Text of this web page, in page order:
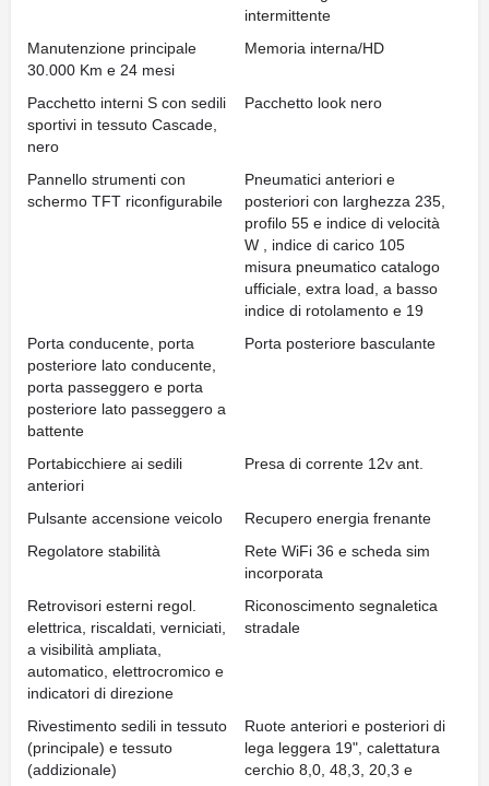
intermittente
Manutenzione principale
30.000 Km e 24 mesi
Memoria interna/HD
Pacchetto interni S con sedili
sportivi in tessuto Cascade,
nero
Pacchetto look nero
Pannello strumenti con
schermo TFT riconfigurabile
Pneumatici anteriori e
posteriori con larghezza 235,
profilo 55 e indice di velocità
W , indice di carico 105
misura pneumatico catalogo
ufficiale, extra load, a basso
indice di rotolamento e 19
Porta conducente, porta
posteriore lato conducente,
porta passeggero e porta
posteriore lato passeggero a
battente
Porta posteriore basculante
Portabicchiere ai sedili
anteriori
Presa di corrente 12v ant.
Pulsante accensione veicolo
Recupero energia frenante
Regolatore stabilità
Rete WiFi 36 e scheda sim
incorporata
Retrovisori esterni regol.
elettrica, riscaldati, verniciati,
a visibilità ampliata,
automatico, elettrocromico e
indicatori di direzione
Riconoscimento segnaletica
stradale
Rivestimento sedili in tessuto
(principale) e tessuto
(addizionale)
Ruote anteriori e posteriori di
lega leggera 19", calettatura
cerchio 8,0, 48,3, 20,3 e